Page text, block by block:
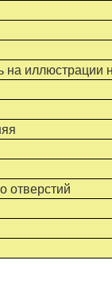
на иллюстрации
отверстий